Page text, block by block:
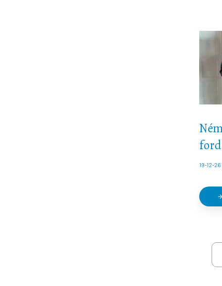
19-12-26
arrow_forward